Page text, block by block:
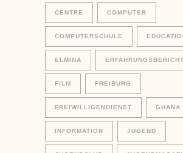
CENTRE COMPUTER
COMPUTERSCHULE
ELMINA
FILM FREIBURG
FREIWILLIGENDIENST GHANA
INFORMATION JUGEND